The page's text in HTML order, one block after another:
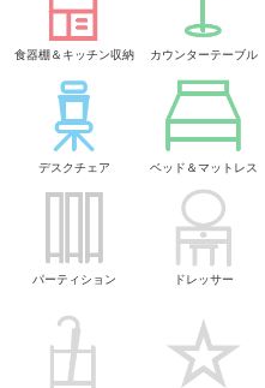
食器棚＆キッチン収納 カウンターテーブル
デスクチェア ベッド＆マットレス
パーティション ドレッサー